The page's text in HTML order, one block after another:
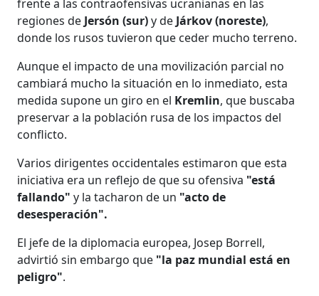
frente a las contraofensivas ucranianas en las
regiones de Jersón (sur)y de Járkov (noreste),
donde los rusos tuvieron que ceder mucho terreno.
Aunque el impacto de una movilización parcial no
cambiará mucho la situación en lo inmediato, esta
medida supone un giro en el Kremlin, que buscaba
preservar a la población rusa de los impactos del
conflicto.
Varios dirigentes occidentales estimaron que esta
iniciativa era un reflejo de que su ofensiva "está
fallando"y la tacharon de un "acto de
desesperación".
El jefe de la diplomacia europea, Josep Borrell,
advirtió sin embargo que "la paz mundial está en
peligro".